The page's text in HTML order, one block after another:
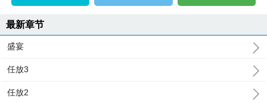
最新章节
盛宴
任放3
任放2